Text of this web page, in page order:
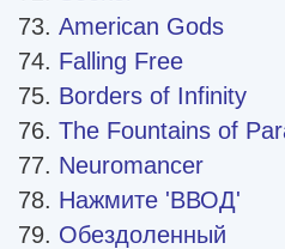
American Gods
Falling Free
Borders of Infinity
The Fountains of
Neuromancer
Нажмите 'ВВОД'
Обездоленный